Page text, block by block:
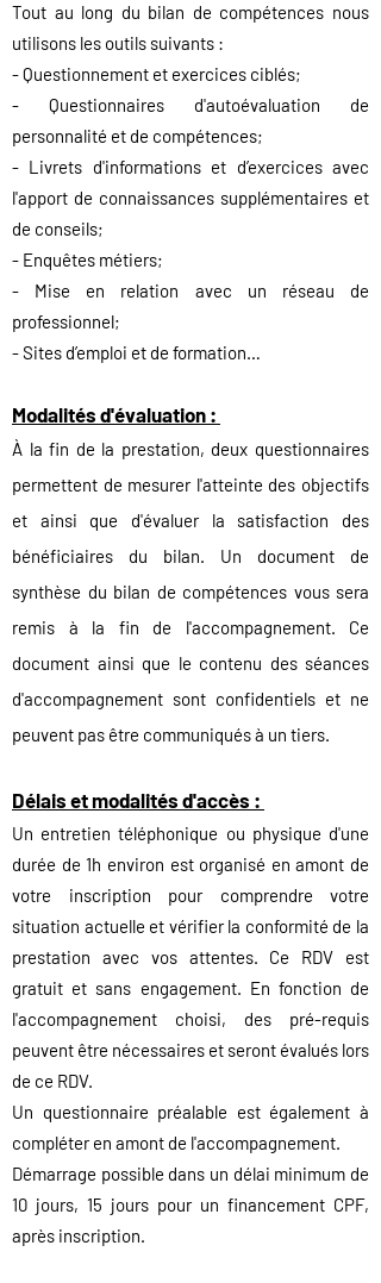
Tout au long du bilan de compétences nous
utilisons les outils suivants :
- Questionnement et exercices ciblés;
- Questionnaires d'autoévaluation de
personnalité et de compétences;
- Livrets d'informations et d’exercices avec
l'apport de connaissances supplémentaires et
de conseils;
- Enquêtes métiers;
- Mise en relation avec un réseau de
professionnel;
- Sites d’emploi et de formation…
Modalités d'évaluation :
À la fin de la prestation, deux questionnaires
permettent de mesurer l'atteinte des objectifs
et ainsi que d'évaluer la satisfaction des
bénéficiaires du bilan. Un document de
synthèse du bilan de compétences vous sera
remis à la fin de l'accompagnement. Ce
document ainsi que le contenu des séances
d'accompagnement sont confidentiels et ne
peuvent pas être communiqués à un tiers.
Délais et modalités d'accès :
Un entretien téléphonique ou physique d'une
durée de 1h environ est organisé en amont de
votre inscription pour comprendre votre
situation actuelle et vérifier la conformité de la
prestation avec vos attentes. Ce RDV est
gratuit et sans engagement. En fonction de
l'accompagnement choisi, des pré-requis
peuvent être nécessaires et seront évalués lors
de ce RDV.
Un questionnaire préalable est également à
compléter en amont de l'accompagnement.
Démarrage possible dans un délai minimum de
10 jours, 15 jours pour un financement CPF,
après inscription.